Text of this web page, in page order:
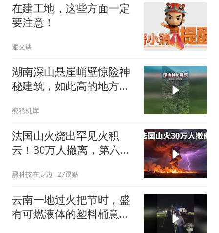
在建工地，这些方面一定
要注意！
避火诀
湖南深山悬崖峭壁惊险神
秘建筑，如此高的地方建
熊猫机库
法国山火烧出罕见火积
云！30万人撤离，第六代
黑科技在身边 27跟贴
云南一地过火把节时，盛
有可燃液体的塑料桶意外